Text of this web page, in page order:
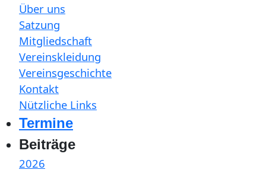
Über uns
Satzung
Mitgliedschaft
Vereinskleidung
Vereinsgeschichte
Kontakt
Nützliche Links
Termine
Beiträge
2026